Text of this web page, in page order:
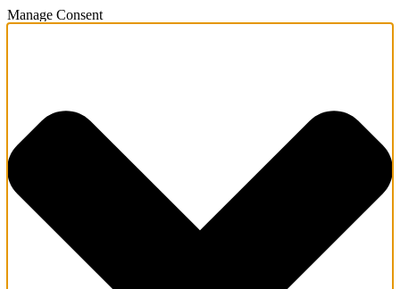
Manage Consent